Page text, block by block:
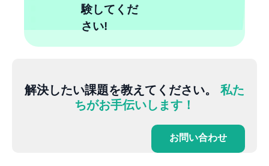
験してくだ
さい!
解決したい課題を教えてください。 私た
ちがお手伝いします！
お問い合わせ